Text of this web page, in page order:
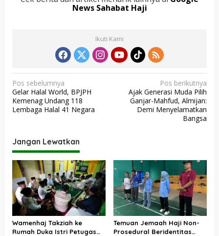
News Sahabat Haji
Ikuti Kami
N
a
v
g
a
s
i
p
o
s
Pos sebelumnya
Gelar Halal World, BPJPH
Kemenag Undang 118
Lembaga Halal 41 Negara
Pos berikutnya
Ajak Generasi Muda Pilih
Ganjar-Mahfud, Almijan:
Demi Menyelamatkan
Bangsa
Jangan Lewatkan
Wamenhaj Takziah ke
Rumah Duka Istri Petugas
Temuan Jemaah Haji Non-
Prosedural Beridentitas